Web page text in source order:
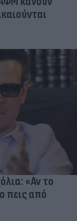
«Αν το
πεις από